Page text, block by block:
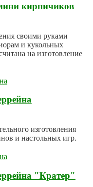
кирпичиков
своими руками
и кукольных
на изготовление
изготовления
и настольных игр.
"Кратер"